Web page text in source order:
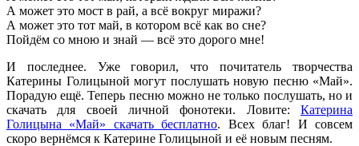
А может это мост в рай, а всё вокруг миражи?
А может это тот май, в котором всё как во сне?
Пойдём со мною и знай — всё это дорого мне!
И последнее. Уже говорил, что почитатель творчества
Катерины Голицыной могут послушать новую песню «Май».
Порадую ещё. Теперь песню можно не только послушать, но и
скачать для своей личной фонотеки. Ловите: Катерина
Голицына «Май» скачать бесплатно. Всех благ! И совсем
скоро вернёмся к Катерине Голицыной и её новым песням.